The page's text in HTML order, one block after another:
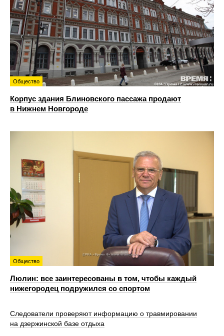
Общество
Корпус здания Блиновского пассажа продают
в Нижнем Новгороде
Общество
Люлин: все заинтересованы в том, чтобы каждый
нижегородец подружился со спортом
Следователи проверяют информацию о травмировании
на дзержинской базе отдыха